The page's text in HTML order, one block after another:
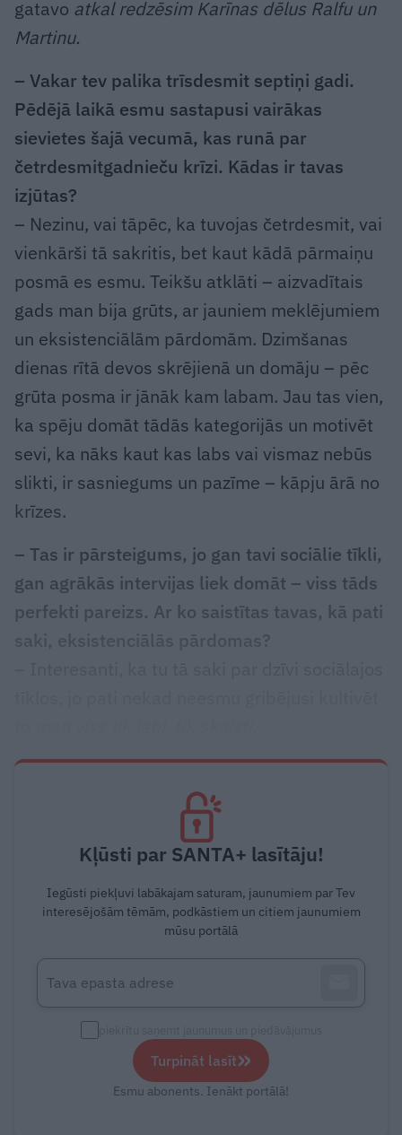
gatavo atkal redzēsim Karīnas dēlus Ralfu un
Martinu.
– Vakar tev palika trīsdesmit septiņi gadi.
Pēdējā laikā esmu sastapusi vairākas
sievietes šajā vecumā, kas runā par
četrdesmitgadnieču krīzi. Kādas ir tavas
izjūtas?
– Nezinu, vai tāpēc, ka tuvojas četrdesmit, vai
vienkārši tā sakritis, bet kaut kādā pārmaiņu
posmā es esmu. Teikšu atklāti – aizvadītais
gads man bija grūts, ar jauniem meklējumiem
un eksistenciālām pārdomām. Dzimšanas
dienas rītā devos skrējienā un domāju – pēc
grūta posma ir jānāk kam labam. Jau tas vien,
ka spēju domāt tādās kategorijās un motivēt
sevi, ka nāks kaut kas labs vai vismaz nebūs
slikti, ir sasniegums un pazīme – kāpju ārā no
krīzes.
– Tas ir pārsteigums, jo gan tavi sociālie tīkli,
gan agrākās intervijas liek domāt – viss tāds
perfekti pareizs. Ar ko saistītas tavas, kā pati
Kļūsti par SANTA+ lasītāju!
Iegūsti piekļuvi labākajam saturam, jaunumiem par Tev
interesējošām tēmām, podkāstiem un citiem jaunumiem
mūsu portālā
Turpināt lasīt»
Esmu abonents. Ienākt portālā!